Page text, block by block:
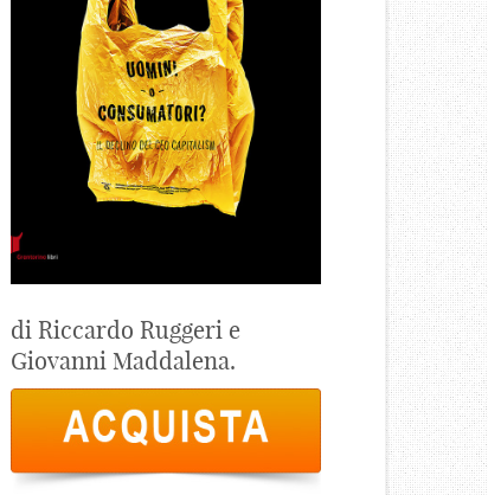
di Riccardo Ruggeri e
Giovanni Maddalena.